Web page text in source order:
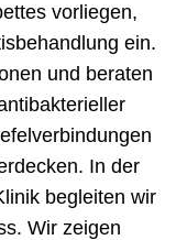
vorliegen,
ein.
und beraten
In der
begleiten wir
Wir zeigen